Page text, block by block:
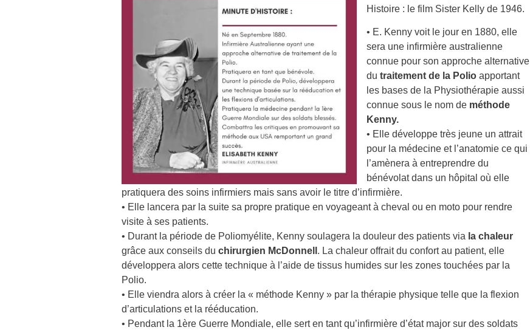
Histoire : le film Sister Kelly de 1946.
• E. Kenny voit le jour en 1880, elle
sera une infirmière australienne
connue pour son approche alternative
du traitement de la Polio apportant
les bases de la Physiothérapie aussi
connue sous le nom de méthode
Kenny.
• Elle développe très jeune un attrait
pour la médecine et l’anatomie ce qui
l’amènera à entreprendre du
bénévolat dans un hôpital où elle
pratiquera des soins infirmiers mais sans avoir le titre d’infirmière.
• Elle lancera par la suite sa propre pratique en voyageant à cheval ou en moto pour rendre
visite à ses patients.
• Durant la période de Poliomyélite, Kenny soulagera la douleur des patients via la chaleur
grâce aux conseils du chirurgien McDonnell . La chaleur offrait du confort au patient, elle
développera alors cette technique à l’aide de tissus humides sur les zones touchées par la
Polio.
• Elle viendra alors à créer la « méthode Kenny » par la thérapie physique telle que la flexion
d’articulations et la rééducation.
• Pendant la 1ère Guerre Mondiale, elle sert en tant qu’infirmière d’état major sur des soldats